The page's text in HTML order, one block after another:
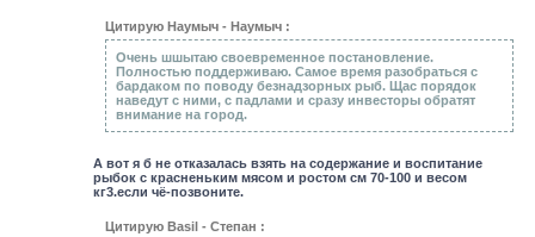
Цитирую Hаумыч - Hаумыч :
Очень шшытаю своевременное постановление.
Полностью поддерживаю. Самое время разобраться с
бардаком по поводу безнадзорных рыб. Щас порядок
наведут с ними, с падлами и сразу инвесторы обратят
внимание на город.
А вот я б не отказалась взять на содержание и воспитание
рыбок с красненьким мясом и ростом см 70-100 и весом
кг3.если чё-позвоните.
Цитирую Basil - Степан :